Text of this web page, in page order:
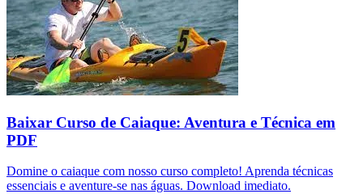
Baixar Curso de Caiaque: Aventura e Técnica em
PDF
Domine o caiaque com nosso curso completo! Aprenda técnicas
essenciais e aventure-se nas águas. Download imediato.